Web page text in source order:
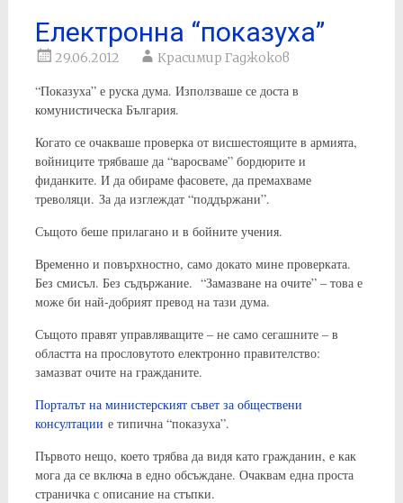
Електронна “показуха”
29.06.2012 Красимир Гаджоков
“Показуха” е руска дума. Използваше се доста в
комунистическа България.
Когато се очакваше проверка от висшестоящите в армията,
войниците трябваше да “варосваме” бордюрите и
фиданките. И да обираме фасовете, да премахваме
треволяци. За да изглеждат “поддържани”.
Същото беше прилагано и в бойните учения.
Временно и повърхностно, само докато мине проверката.
Без смисъл. Без съдържание. “Замазване на очите” – това е
може би най-добрият превод на тази дума.
Същото правят управляващите – не само сегашните – в
областта на прословутото електронно правителство:
замазват очите на гражданите.
Порталът на министерският съвет за обществени
консултации е типична “показуха”.
Първото нещо, което трябва да видя като гражданин, е как
мога да се включа в едно обсъждане. Очаквам една проста
страничка с описание на стъпки.